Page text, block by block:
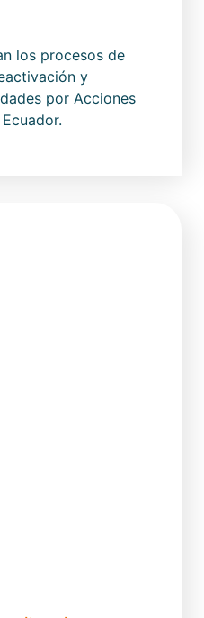
los procesos de
y
por Acciones